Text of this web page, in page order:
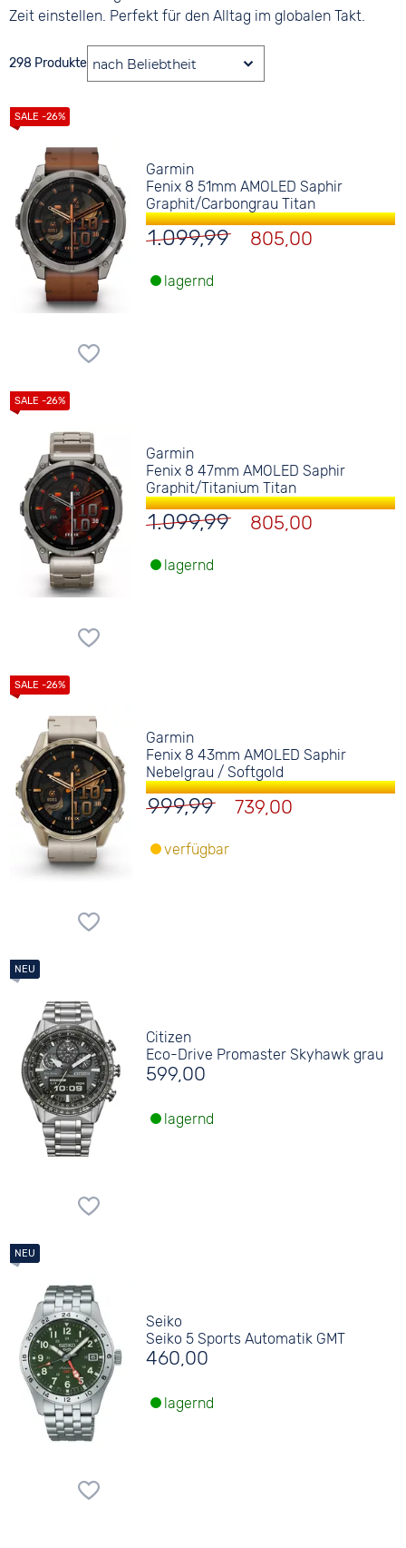
Zeit einstellen. Perfekt für den Alltag im globalen Takt.
298 Produkte
Garmin
Fenix 8 51mm AMOLED Saphir
Graphit/Carbongrau Titan
1.099,99 805,00
lagernd
Garmin
Fenix 8 47mm AMOLED Saphir
Graphit/Titanium Titan
1.099,99 805,00
lagernd
Garmin
Fenix 8 43mm AMOLED Saphir
Nebelgrau / Softgold
999,99 739,00
verfügbar
Citizen
Eco-Drive Promaster Skyhawk grau
599,00
lagernd
Seiko
Seiko 5 Sports Automatik GMT
460,00
lagernd